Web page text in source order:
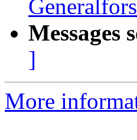
Messages
]
More